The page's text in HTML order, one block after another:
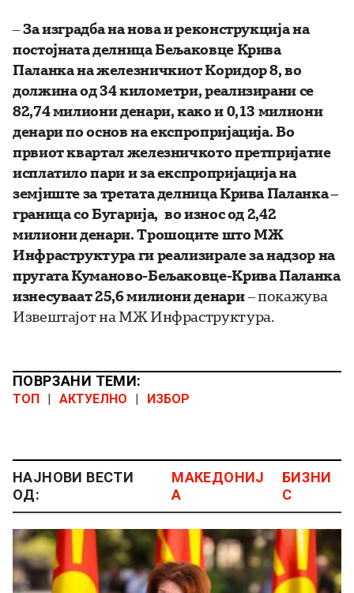
–За изградба на нова и реконструкција на
постојната делница Бељаковце Крива
Паланка на железничкиот Коридор 8, во
должина од 34 километри, реализирани се
82,74 милиони денари, како и 0,13 милиони
денари по основ на експропријација. Во
првиот квартал железничкото претпријатие
исплатило пари и за експропријација на
земјиште за третата делница Крива Паланка –
граница со Бугарија, во износ од 2,42
милиони денари. Трошоците што МЖ
Инфраструктура ги реализирале за надзор на
пругата Куманово-Бељаковце-Крива Паланка
изнесуваат 25,6 милиони денари– покажува
Извештајот на МЖ Инфраструктура.
ПОВРЗАНИ ТЕМИ:
ТОП АКТУЕЛНО ИЗБОР
НАЈНОВИ ВЕСТИ
ОД:
МАКЕДОНИЈ
А
БИЗНИ
С